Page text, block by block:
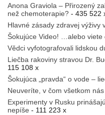
Anona Graviola – Přirozený
než chemoterapie? - 435 522
Hlavné zásady zdravej výživy
Šokujúce Video! …alebo viete
Vědci vyfotografovali lidskou
Liečba rakoviny stravou Dr.
115 108 x
Šokujúca „pravda“ o vode –
Neuveríte, v čom všetkom
Experimenty v Rusku
nepíše - 111 223 x